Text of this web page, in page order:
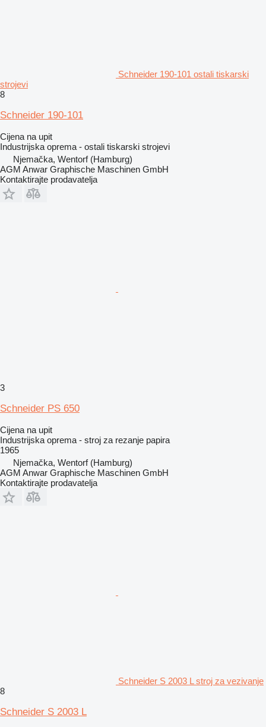
Schneider 190-101 ostali tiskarski
strojevi
8
Schneider 190-101
Cijena na upit
Industrijska oprema - ostali tiskarski strojevi
Njemačka, Wentorf (Hamburg)
AGM Anwar Graphische Maschinen GmbH
Kontaktirajte prodavatelja
3
Schneider PS 650
Cijena na upit
Industrijska oprema - stroj za rezanje papira
1965
Njemačka, Wentorf (Hamburg)
AGM Anwar Graphische Maschinen GmbH
Kontaktirajte prodavatelja
Schneider S 2003 L stroj za vezivanje
8
Schneider S 2003 L